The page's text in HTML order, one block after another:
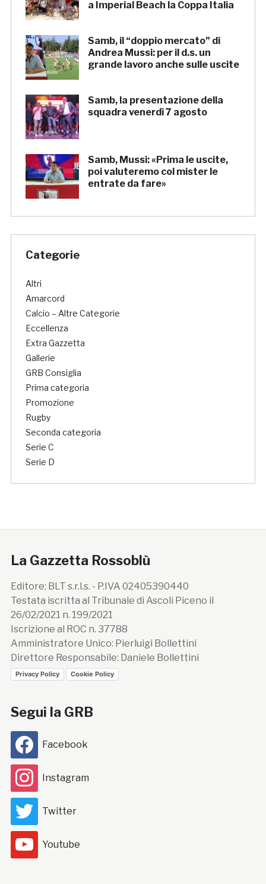
a Imperial Beach la Coppa Italia
Samb, il “doppio mercato” di
Andrea Mussi: per il d.s. un
grande lavoro anche sulle uscite
Samb, la presentazione della
squadra venerdì 7 agosto
Samb, Mussi: «Prima le uscite,
poi valuteremo col mister le
entrate da fare»
Categorie
Altri
Amarcord
Calcio – Altre Categorie
Eccellenza
Extra Gazzetta
Gallerie
GRB Consiglia
Prima categoria
Promozione
Rugby
Seconda categoria
Serie C
Serie D
La Gazzetta Rossoblù
Editore: BLT s.r.l.s. - P.IVA 02405390440
Testata iscritta al Tribunale di Ascoli Piceno il
26/02/2021 n. 199/2021
Iscrizione al ROC n. 37788
Amministratore Unico: Pierluigi Bollettini
Direttore Responsabile: Daniele Bollettini
Privacy Policy Cookie Policy
Segui la GRB
Facebook
Instagram
Twitter
Youtube